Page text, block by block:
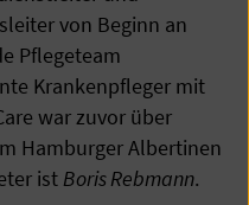
von Beginn an
Pflegeteam
Krankenpfleger mit
war zuvor über
Hamburger Albertinen
ist Boris Rebmann.